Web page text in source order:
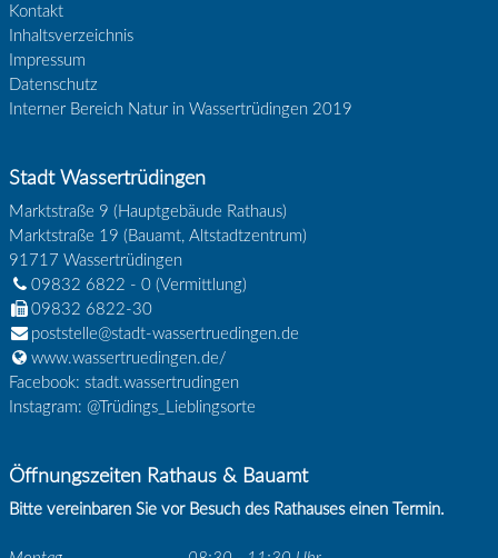
Kontakt
Inhaltsverzeichnis
Impressum
Datenschutz
Interner Bereich Natur in Wassertrüdingen 2019
Stadt Wassertrüdingen
Marktstraße 9 (Hauptgebäude Rathaus)
Marktstraße 19 (Bauamt, Altstadtzentrum)
91717 Wassertrüdingen
09832 6822 - 0(Vermittlung)
09832 6822-30
poststelle@stadt-wassertruedingen.de
www.wassertruedingen.de/
Facebook: stadt.wassertrudingen
Instagram: @Trüdings_Lieblingsorte
Öffnungszeiten Rathaus & Bauamt
Bitte vereinbaren Sie vor Besuch des Rathauses einen Termin.